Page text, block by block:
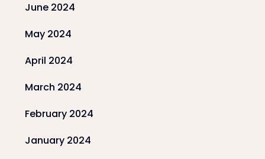
June 2024
May 2024
April 2024
March 2024
February 2024
January 2024